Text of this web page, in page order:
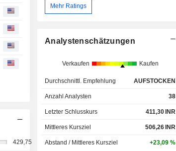
429,75
Mehr Ratings
Analystenschätzungen
Verkaufen Kaufen
Durchschnittl. Empfehlung AUFSTOCKEN
Anzahl Analysten 38
Letzter Schlusskurs 411,30 INR
Mittleres Kursziel 506,26 INR
Abstand / Mittleres Kursziel +23,09 %